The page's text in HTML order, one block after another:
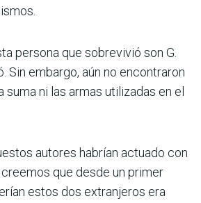
persona que sobrevivió son G.
Sin embargo, aún no encontraron
suma ni las armas utilizadas en el
autores habrían actuado con
que desde un primer
estos dos extranjeros era